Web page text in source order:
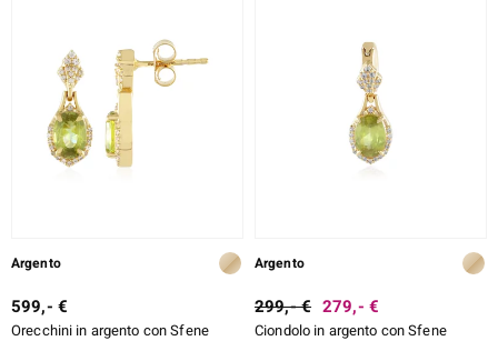
Argento
599,- €
Orecchini in argento con Sfene
Argento
299,- € 279,- €
Ciondolo in argento con Sfene